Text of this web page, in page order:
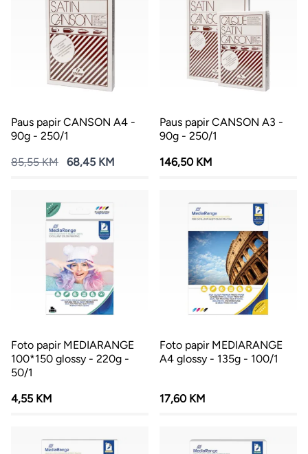
Paus papir CANSON A4 -
90g - 250/1
85,55 KM
68,45 KM
Paus papir CANSON A3 -
90g - 250/1
146,50 KM
Foto papir MEDIARANGE
100*150 glossy - 220g -
50/1
4,55 KM
Foto papir MEDIARANGE
A4 glossy - 135g - 100/1
17,60 KM